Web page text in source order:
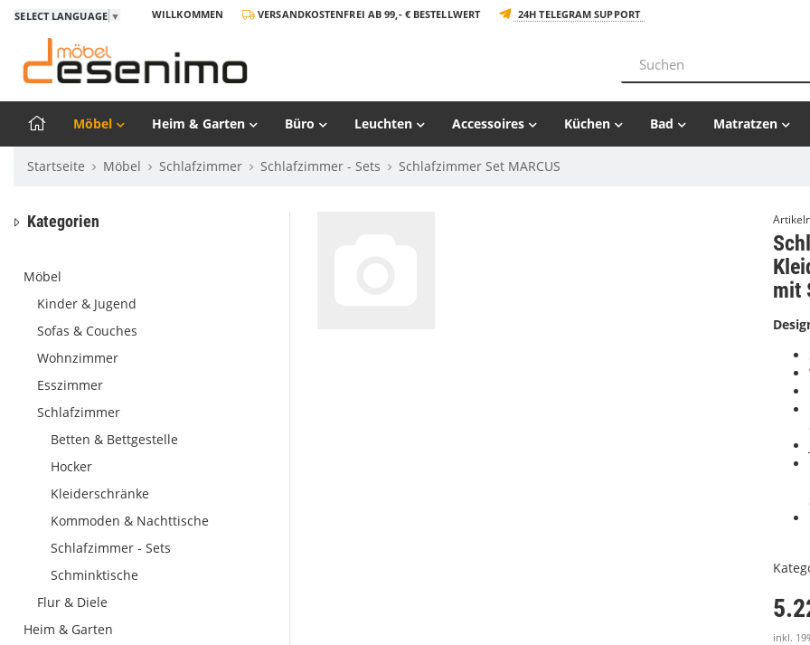
SELECT LANGUAGE ▼ WILLKOMMEN VERSANDKOSTENFREI AB 99,- € BESTELLWERT 24H TELEGRAM SUPPORT
Möbel Heim & Garten Büro Leuchten Accessoires Küchen Bad Matratzen
Startseite Möbel Schlafzimmer Schlafzimmer - Sets Schlafzimmer Set MARCUS
mit
inkl.
Kategorien
Möbel
Kinder & Jugend
Sofas & Couches
Wohnzimmer
Esszimmer
Schlafzimmer
Betten & Bettgestelle
Hocker
Kleiderschränke
Kommoden & Nachttische
Schlafzimmer - Sets
Schminktische
Flur & Diele
Heim & Garten